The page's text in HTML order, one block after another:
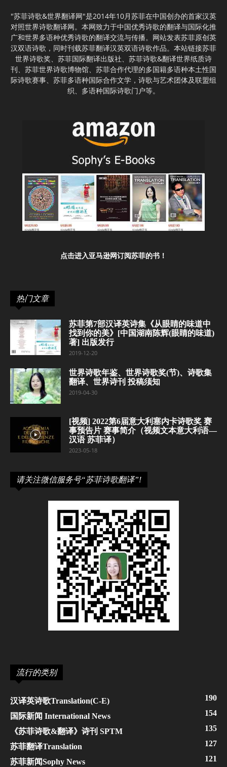
"苏菲诗歌&世界翻译网"是2014年10月苏菲在中国创办的首家汉英
对照世界诗歌翻译网。本网致力于中国优秀诗歌的翻译与国际化推
广和世界多语种优秀诗歌的翻译交流与传播。网站发表苏菲原创英
汉双语诗歌，同时刊载苏菲翻译汉英双语诗歌作品。本站链接苏菲
世界诗歌奖、苏菲国际翻译出版社、苏菲诗歌&翻译世界纸质诗
刊、苏菲世界诗歌博物馆、苏菲合作代理的多国籍多语种本土性国
际诗歌赛事、苏菲多语种国际合作文学，诗歌与艺术团体及联盟组
织、多语种国际诗歌门户等。
点击进入亚马逊网订阅苏菲的书！
热门文章
苏菲第7部汉译英诗集《从眼睛的味道中
找到你的美》[中国湖南陈辉(眼睛的味道)
著] 出版发行
2019-12-20
世界诗歌年鉴、世界诗歌奖(节)、诗歌集
翻译、世界诗刊 投稿须知
2019-04-30
[视频] 2022第6届意大利塞内卡诗歌奖 赛
事预告片 赛事简介（视频文本意大利语—
汉语 苏菲译）
2023-05-18
请关注微信服务号“苏菲诗歌翻译”!
流行的类别
汉译英诗歌Translation(C-E) 190
国际新闻 International News 154
《苏菲诗歌&翻译》诗刊 SPTM 135
苏菲翻译Translation 127
苏菲新闻Sophy News 121